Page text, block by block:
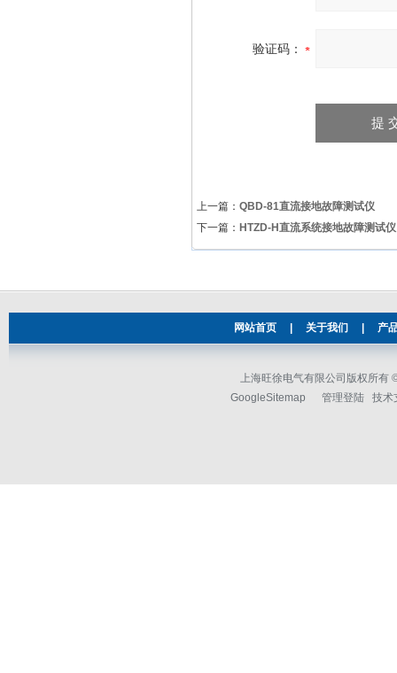
验证码：
上一篇： QBD-81直流接地故障测试仪
下一篇： HTZD-H直流系统接地故障测试仪
网站首页 关于我们 产
上海旺徐电气有限公司版权所有
GoogleSitemap
管理登陆 技术